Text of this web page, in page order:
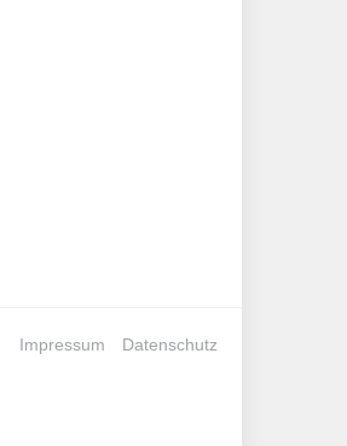
Impressum Datenschutz